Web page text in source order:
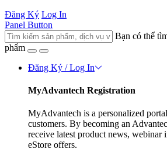
Đăng Ký Log In
Panel Button
Bạn có thể
phẩm
Đăng Ký / Log In
MyAdvantech Registration
MyAdvantech is a personalized
customers. By becoming an
receive latest product news, webinar
eStore offers.